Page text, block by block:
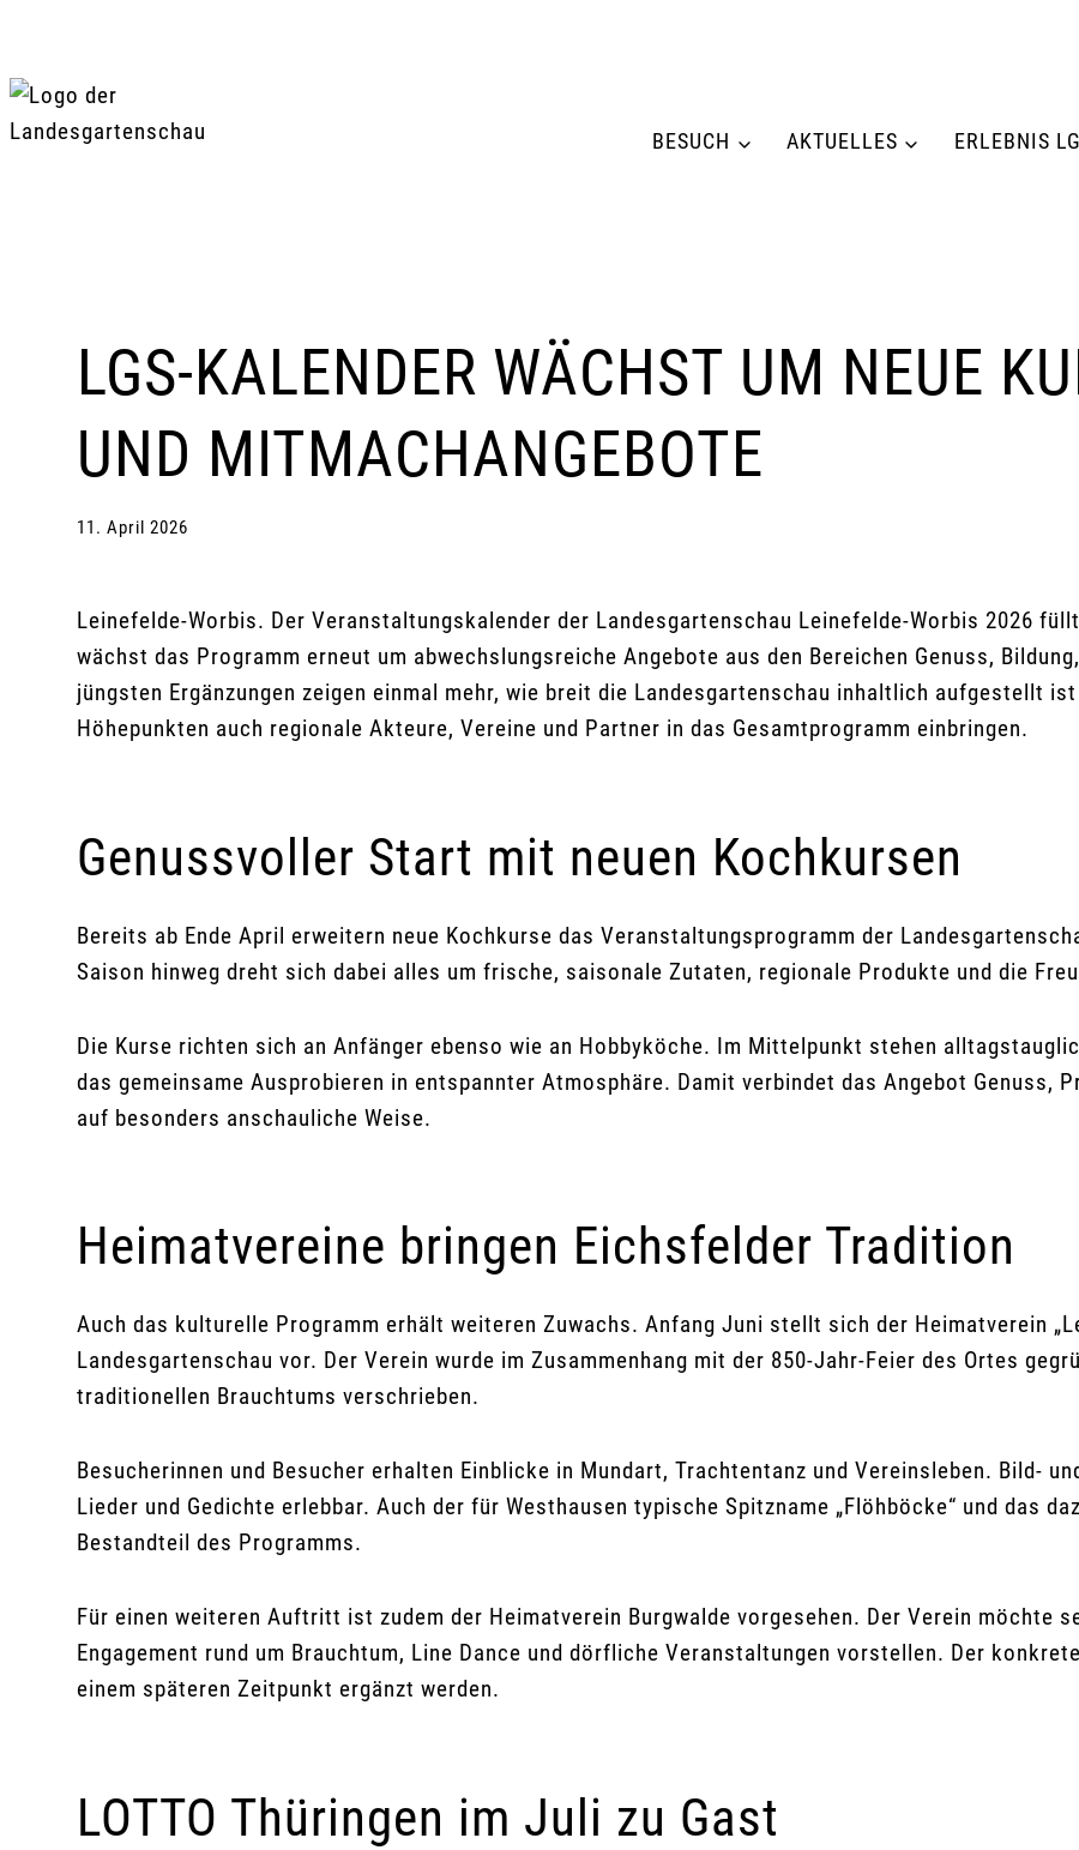
springen
BESUCH AKTUELLES ERLEBNIS
LGS-KALENDER WÄCHST UM NEUE
UND MITMACHANGEBOTE
11. April 2026
Leinefelde-Worbis. Der Veranstaltungskalender der Landesgartenschau Leinefelde-Worbis 2026
wächst das Programm erneut um abwechslungsreiche Angebote aus den Bereichen Genuss,
jüngsten Ergänzungen zeigen einmal mehr, wie breit die Landesgartenschau inhaltlich aufgestellt
Höhepunkten auch regionale Akteure, Vereine und Partner in das Gesamtprogramm einbringen.
Genussvoller Start mit neuen Kochkursen
Bereits ab Ende April erweitern neue Kochkurse das Veranstaltungsprogramm der
Saison hinweg dreht sich dabei alles um frische, saisonale Zutaten, regionale Produkte und die
Die Kurse richten sich an Anfänger ebenso wie an Hobbyköche. Im Mittelpunkt stehen
das gemeinsame Ausprobieren in entspannter Atmosphäre. Damit verbindet das Angebot Genuss,
auf besonders anschauliche Weise.
Heimatvereine bringen Eichsfelder Tradition
Auch das kulturelle Programm erhält weiteren Zuwachs. Anfang Juni stellt sich der Heimatverein
Landesgartenschau vor. Der Verein wurde im Zusammenhang mit der 850-Jahr-Feier des Ortes
traditionellen Brauchtums verschrieben.
Besucherinnen und Besucher erhalten Einblicke in Mundart, Trachtentanz und Vereinsleben. Bild-
Lieder und Gedichte erlebbar. Auch der für Westhausen typische Spitzname „Flöhböcke“ und das
Bestandteil des Programms.
Für einen weiteren Auftritt ist zudem der Heimatverein Burgwalde vorgesehen. Der Verein möchte
Engagement rund um Brauchtum, Line Dance und dörfliche Veranstaltungen vorstellen. Der
einem späteren Zeitpunkt ergänzt werden.
LOTTO Thüringen im Juli zu Gast